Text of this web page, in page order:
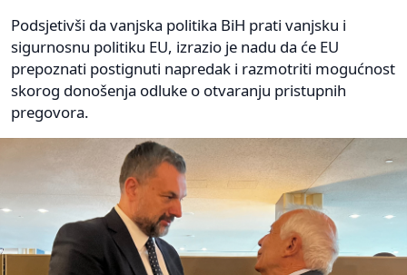
Podsjetivši da vanjska politika BiH prati vanjsku i
sigurnosnu politiku EU, izrazio je nadu da će EU
prepoznati postignuti napredak i razmotriti mogućnost
skorog donošenja odluke o otvaranju pristupnih
pregovora.